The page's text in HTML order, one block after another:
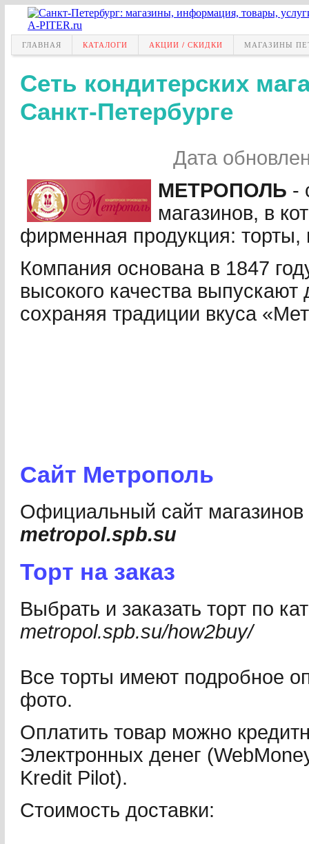
ГЛАВНАЯ КАТАЛОГИ АКЦИИ / СКИДКИ МАГАЗИНЫ
Сеть кондитерских
Санкт-Петербурге
Дата
МЕТРОПОЛЬ -
магазинов, в
фирменная продукция:
Компания основана в 1847
высокого качества выпускают
сохраняя традиции вкуса
Сайт Метрополь
Официальный cайт
metropol.spb.su
Торт на заказ
Выбрать и заказать торт по
metropol.spb.su/how2buy/
Все торты имеют подробное
фото.
Оплатить товар можно
Электронных денег
Kredit Pilot).
Стоимость доставки: